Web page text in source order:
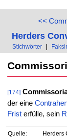
<<
Herders
Stichwörter |
[174]
der eine
Fristerfülle, sein
Quelle:
Herders